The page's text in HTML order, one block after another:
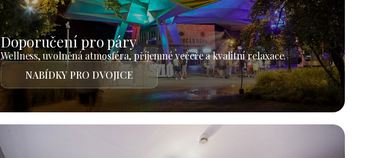
Doporučení pro páry
Wellness, uvolněná atmosféra, příjemné večeře a kvalitní relaxace.
NABÍDKY PRO DVOJICE